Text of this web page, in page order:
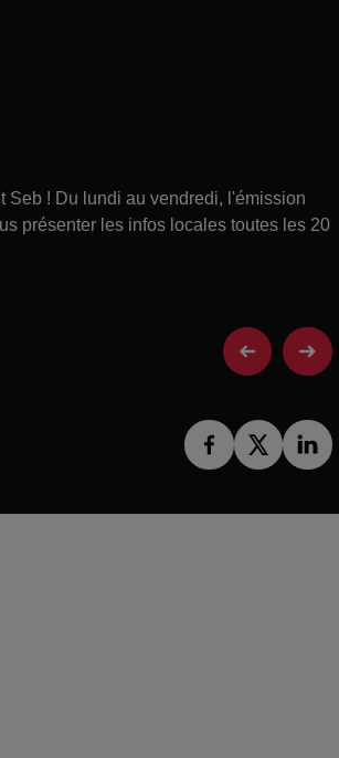
Seb ! Du lundi au vendredi, l'émission
présenter les infos locales toutes les 20